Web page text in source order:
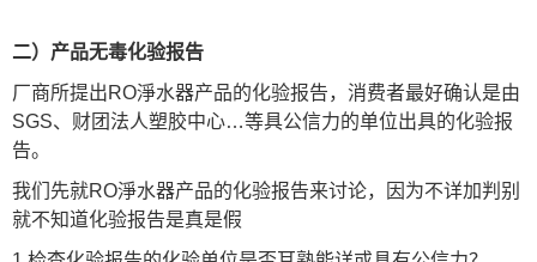
二）产品无毒化验报告
厂商所提出RO淨水器产品的化验报告，消费者最好确认是由
SGS、财团法人塑胶中心…等具公信力的单位出具的化验报
告。
我们先就RO淨水器产品的化验报告来讨论，因为不详加判别
就不知道化验报告是真是假